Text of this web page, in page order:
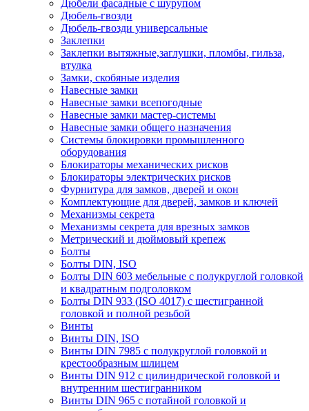
Дюбели фасадные с шурупом
Дюбель-гвозди
Дюбель-гвозди универсальные
Заклепки
Заклепки вытяжные,заглушки, пломбы, гильза,
втулка
Замки, скобяные изделия
Навесные замки
Навесные замки всепогодные
Навесные замки мастер-системы
Навесные замки общего назначения
Системы блокировки промышленного
оборудования
Блокираторы механических рисков
Блокираторы электрических рисков
Фурнитура для замков, дверей и окон
Комплектующие для дверей, замков и ключей
Механизмы секрета
Механизмы секрета для врезных замков
Метрический и дюймовый крепеж
Болты
Болты DIN, ISO
Болты DIN 603 мебельные с полукруглой головкой
и квадратным подголовком
Болты DIN 933 (ISO 4017) с шестигранной
головкой и полной резьбой
Винты
Винты DIN, ISO
Винты DIN 7985 с полукруглой головкой и
крестообразным шлицем
Винты DIN 912 с цилиндрической головкой и
внутренним шестигранником
Винты DIN 965 с потайной головкой и